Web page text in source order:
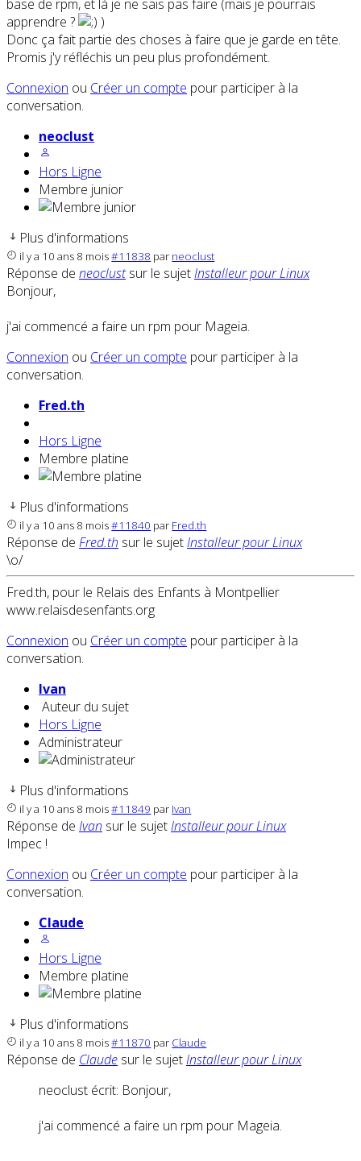
base de rpm, et là je ne sais pas faire (mais je pourrais
apprendre ?
)
Donc ça fait partie des choses à faire que je garde en tête.
Promis j'y réfléchis un peu plus profondément.
Connexion ou Créer un compte pour participer à la
conversation.
neoclust
Hors Ligne
Membre junior
Plus d'informations
il y a 10 ans 8 mois#11838 par neoclust
Réponse de neoclustsur le sujetInstalleur pour Linux
Bonjour,
j'ai commencé a faire un rpm pour Mageia.
Connexion ou Créer un compte pour participer à la
conversation.
Fred.th
Hors Ligne
Membre platine
Plus d'informations
il y a 10 ans 8 mois#11840 par Fred.th
Réponse de Fred.th sur le sujetInstalleur pour Linux
\o/
Fred.th, pour le Relais des Enfants à Montpellier
www.relaisdesenfants.org
Connexion ou Créer un compte pour participer à la
conversation.
Ivan
Auteur du sujet
Hors Ligne
Administrateur
Plus d'informations
il y a 10 ans 8 mois#11849 par Ivan
Réponse de Ivan sur le sujetInstalleur pour Linux
Impec !
Connexion ou Créer un compte pour participer à la
conversation.
Claude
Hors Ligne
Membre platine
Plus d'informations
il y a 10 ans 8 mois#11870 par Claude
Réponse de Claude sur le sujetInstalleur pour Linux
neoclust écrit: Bonjour,
j'ai commencé a faire un rpm pour Mageia.